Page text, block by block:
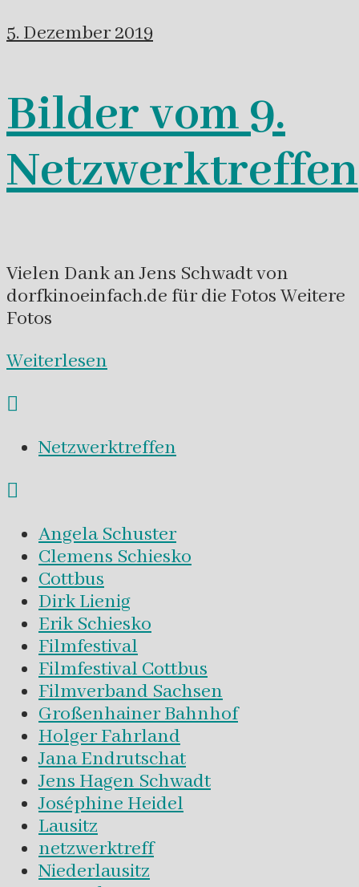
5. Dezember 2019
Bilder vom 9.
Netzwerktreffen
Vielen Dank an Jens Schwadt von
dorfkinoeinfach.de für die Fotos Weitere
Fotos
Weiterlesen
Netzwerktreffen
Angela Schuster
Clemens Schiesko
Cottbus
Dirk Lienig
Erik Schiesko
Filmfestival
Filmfestival Cottbus
Filmverband Sachsen
Großenhainer Bahnhof
Holger Fahrland
Jana Endrutschat
Jens Hagen Schwadt
Joséphine Heidel
Lausitz
netzwerktreff
Niederlausitz